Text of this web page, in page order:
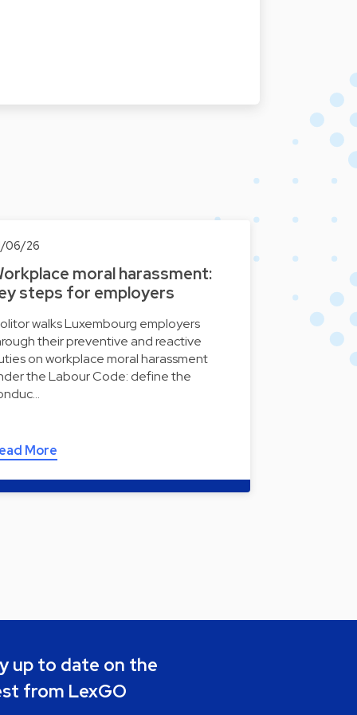
06/26
moral harassment:
steps for employers
walks Luxembourg employers
their preventive and reactive
on workplace moral harassment
the Labour Code: define the
More
up to date on the
from LexGO